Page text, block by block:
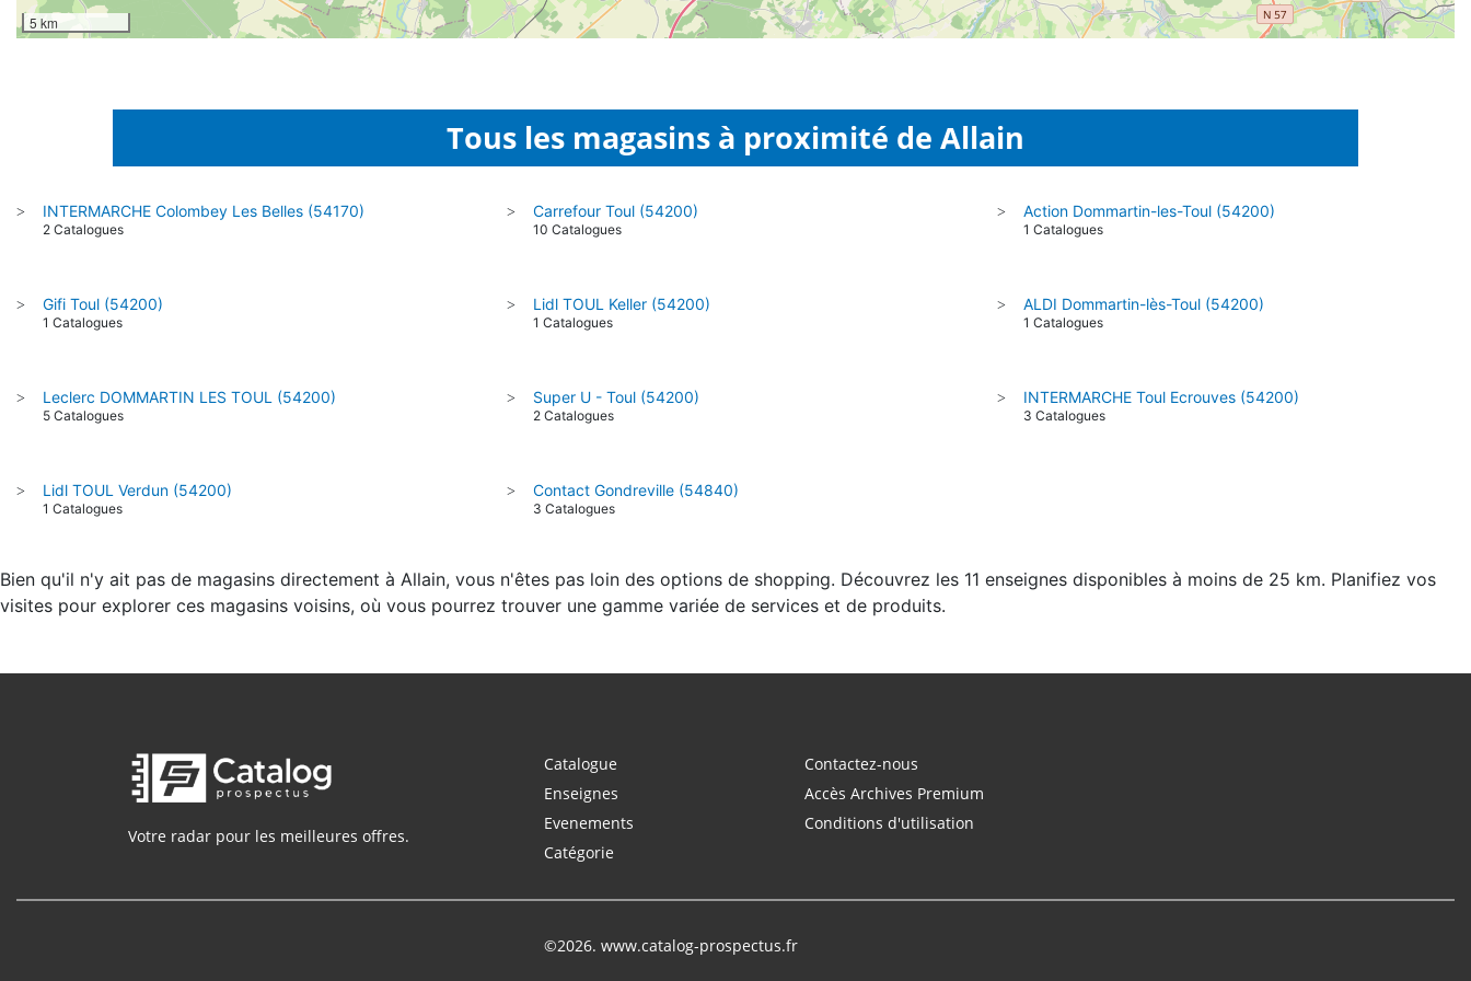
5 km
Tous les magasins à proximité de Allain
> INTERMARCHE Colombey Les Belles (54170)
2 Catalogues
> Carrefour Toul (54200)
10 Catalogues
> Action Dommartin-les-Toul (54200)
1 Catalogues
> Gifi Toul (54200)
1 Catalogues
> Lidl TOUL Keller (54200)
1 Catalogues
> ALDI Dommartin-lès-Toul (54200)
1 Catalogues
> Leclerc DOMMARTIN LES TOUL (54200)
5 Catalogues
> Super U - Toul (54200)
2 Catalogues
> INTERMARCHE Toul Ecrouves (54200)
3 Catalogues
> Lidl TOUL Verdun (54200)
1 Catalogues
> Contact Gondreville (54840)
3 Catalogues
Bien qu'il n'y ait pas de magasins directement à Allain, vous n'êtes pas loin des options de shopping. Découvrez les 11 enseignes disponibles à moins de 25 km. Planifiez vos
visites pour explorer ces magasins voisins, où vous pourrez trouver une gamme variée de services et de produits.
Votre radar pour les meilleures offres.
Catalogue
Enseignes
Evenements
Catégorie
Contactez-nous
Accès Archives Premium
Conditions d'utilisation
©2026. www.catalog-prospectus.fr